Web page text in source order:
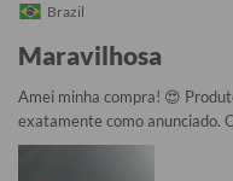
Brazil
Maravilhosa
Amei minha compra! 😍
exatamente como anunciado.